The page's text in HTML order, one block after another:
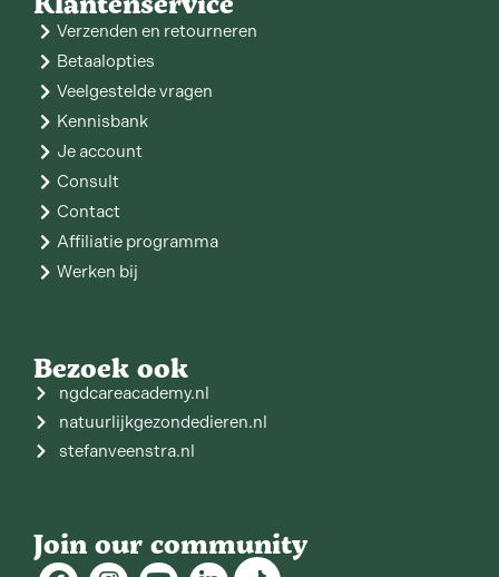
Verzenden en retourneren
Betaalopties
Veelgestelde vragen
Kennisbank
Je account
Consult
Contact
Affiliatie programma
Werken bij
Bezoek ook
ngdcareacademy.nl
natuurlijkgezondedieren.nl
stefanveenstra.nl
Join our community